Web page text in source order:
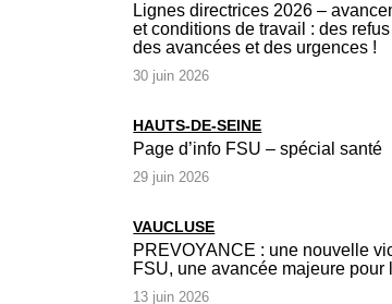
Lignes directrices 2026 –
et conditions de travail : des
des avancées et des urgences !
30 juin 2026
HAUTS-DE-SEINE
Page d’info FSU – spécial santé
29 juin 2026
VAUCLUSE
PREVOYANCE : une nouvelle
FSU, une avancée majeure pour
13 juin 2026